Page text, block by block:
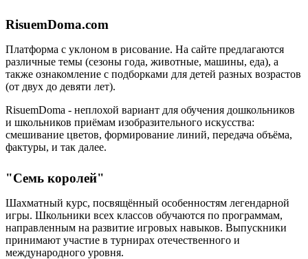
RisuemDoma.com
Платформа с уклоном в рисование. На сайте предлагаются
различные темы (сезоны года, животные, машины, еда), а
также ознакомление с подборками для детей разных возрастов
(от двух до девяти лет).
RisuemDoma - неплохой вариант для обучения дошкольников
и школьников приёмам изобразительного искусства:
смешивание цветов, формирование линий, передача объёма,
фактуры, и так далее.
"Семь королей"
Шахматный курс, посвящённый особенностям легендарной
игры. Школьники всех классов обучаются по программам,
направленным на развитие игровых навыков. Выпускники
принимают участие в турнирах отечественного и
международного уровня.